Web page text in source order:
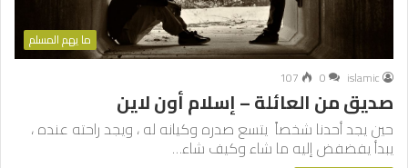
ما يهم المسلم
islamic
0
107
صديق من العائلة – إسلام أون لاين
حين يجد أحدنا شخصاً يتسع صدره وكيانه له ، ويجد راحته عنده ،
يبدأ يفضفض إليه ما شاء وكيف شاء…